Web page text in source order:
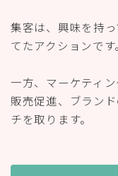
集客は、興味を持
てたアクションです。
一方、マーケティ
販売促進、ブラン
チを取ります。